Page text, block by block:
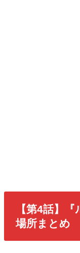
【第4話】
場所まとめ